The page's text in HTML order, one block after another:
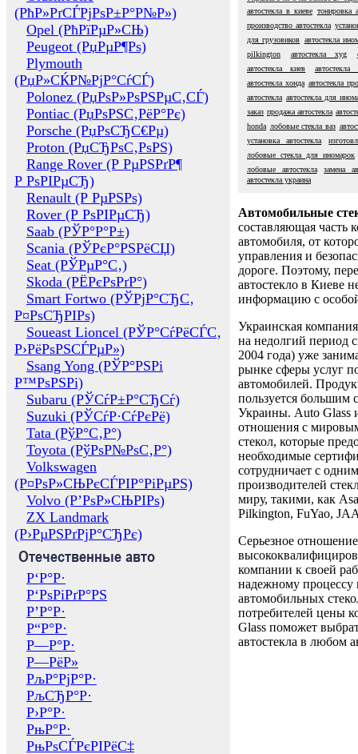
(РћР»РґСЃРјРѕР±Р°Р№Р»)
Opel (РћРїРµР»СЊ)
Peugeot (РџРµР¶Рѕ)
Plymouth
(РџР»СЌР№РјР°СѓСЃ)
Polonez (РџРѕР»РѕРЅРµС‚СЃ)
Pontiac (РџРѕРЅС‚РёР°Рє)
Porsche (РџРѕСЂС€Рµ)
Proton (РџСЂРѕС‚РѕРЅ)
Range Rover (Р РµРЅРґР¶
Р РѕРІРµСЂ)
Renault (Р РµРЅРѕ)
Rover (Р РѕРІРµСЂ)
Saab (РЎР°Р°Р±)
Scania (РЎРєР°РЅРёСЏ)
Seat (РЎРµР°С‚)
Skoda (РЁРєРѕРґР°)
Smart Fortwo (РЎРјР°СЂС‚
Р¤РѕСЂРІРѕ)
Soueast Lioncel (РЎР°СѓРёСЃС‚
Р›РёРѕРЅСЃРµР»)
Ssang Yong (РЎР°РЅРі
Р™РѕРЅРі)
Subaru (РЎСѓР±Р°СЂСѓ)
Suzuki (РЎСѓР·СѓРєРё)
Tata (РўР°С‚Р°)
Toyota (РўРѕР№РѕС‚Р°)
Volkswagen
(Р¤РѕР»СЊРєСЃРІР°РіРµРЅ)
Volvo (Р’РѕР»СЊРІРѕ)
ZX Landmark
(Р›РµРЅРґРјР°СЂРє)
Отечественные авто
Р‘Р°Р·
Р‘РѕРіРґР°РЅ
Р’Р°Р·
Р“Р°Р·
Р—Р°Р·
Р—РёР»
РљР°РјР°Р·
РљСЂР°Р·
Р›Р°Р·
РњР°Р·
РњРѕСЃРєРІРёС‡
автостекла в киеве тонировка
производство автостекла
для грузовиков автостекла
pilkington
автостекла xyg
автостекла киев
автостекла
автостекла хонда автостекла
автостекла автостекла для
заказ продажа автостекла
honda лобовые стекла ваз
установка автостекла
лобовые стекла для иномарок
лобовые автостекла
замена
автостекла украина
Автомобильные
составляющая часть
автомобиля, от
управления и
дороге. Поэтому,
автостекло в Киеве
информацию с
Украинская
на недолгий период
2004 года) уже
рынке сферы услуг
автомобилей.
пользуется большим
Украины. Auto Glass
отношения с
стекол, которые
необходимые
сотрудничает с
производителей
миру, такими, как
Pilkington, FuYao,
Серьезное отношение
компании к своей
надежному процессу
автомобильных
потребителей цены
Glass поможет
автостекла в любом